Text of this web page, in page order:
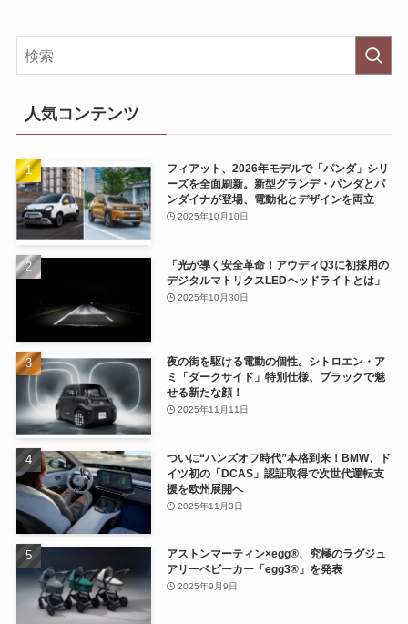
人気コンテンツ
フィアット、2026年モデルで「パンダ」シリ
ーズを全面刷新。新型グランデ・パンダとパ
ンダイナが登場、電動化とデザインを両立
2025年10月10日
「光が導く安全革命！アウディQ3に初採用の
デジタルマトリクスLEDヘッドライトとは」
2025年10月30日
夜の街を駆ける電動の個性。シトロエン・ア
ミ「ダークサイド」特別仕様、ブラックで魅
せる新たな顔！
2025年11月11日
ついに“ハンズオフ時代”本格到来！BMW、ド
イツ初の「DCAS」認証取得で次世代運転支
援を欧州展開へ
2025年11月3日
アストンマーティン×egg®、究極のラグジュ
アリーベビーカー「egg3®」を発表
2025年9月9日